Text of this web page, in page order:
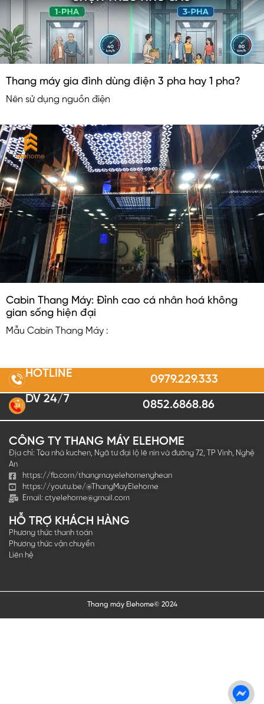
Thang máy gia đình dùng điện 3 pha hay 1 pha?
Nên sử dụng nguồn điện
Cabin Thang Máy: Đỉnh cao cá nhân hoá không
gian sống hiện đại
Mẫu Cabin Thang Máy :
HOTLINE 0979.229.333
24
DV 24/7 0852.6868.86
CÔNG TY THANG MÁY ELEHOME
Địa chỉ: Tòa nhà kuchen, Ngã tư đại lộ lê nin và đường 72, TP Vinh, Nghệ
An
https://fb.com/thangmayelehomenghean
https://youtu.be/@ThangMayElehome
Email: ctyelehome@gmail.com
HỖ TRỢ KHÁCH HÀNG
Phương thức thanh toán
Phương thức vận chuyển
Liên hệ
Thang máy Elehome© 2024